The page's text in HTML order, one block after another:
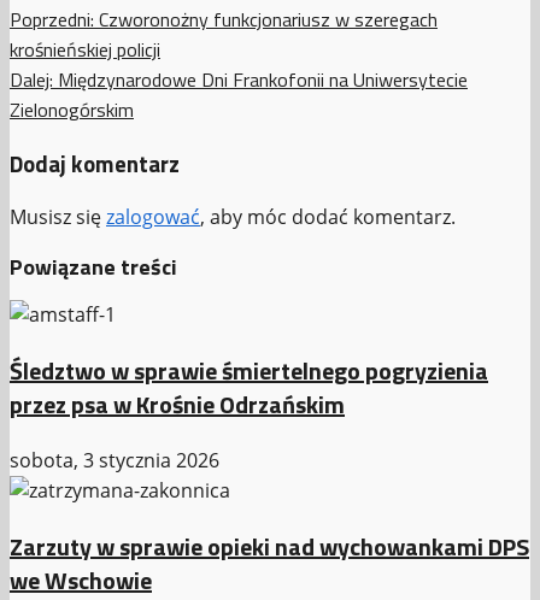
Zobacz
wpisy
Poprzedni: Czworonożny funkcjonariusz w szeregach
krośnieńskiej policji
Dalej: Międzynarodowe Dni Frankofonii na Uniwersytecie
Zielonogórskim
Dodaj komentarz
Musisz sięzalogować, aby móc dodać komentarz.
Powiązane treści
Śledztwo w sprawie śmiertelnego pogryzienia
przez psa w Krośnie Odrzańskim
sobota, 3 stycznia 2026
Zarzuty w sprawie opieki nad wychowankami DPS
we Wschowie